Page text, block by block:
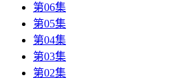
第06集
第05集
第04集
第03集
第02集